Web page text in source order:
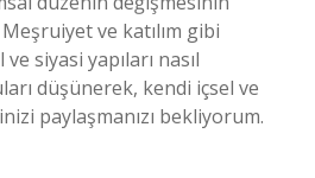
ve katılım gibi
siyasi yapıları nasıl
düşünerek, kendi içsel ve
paylaşmanızı bekliyorum.